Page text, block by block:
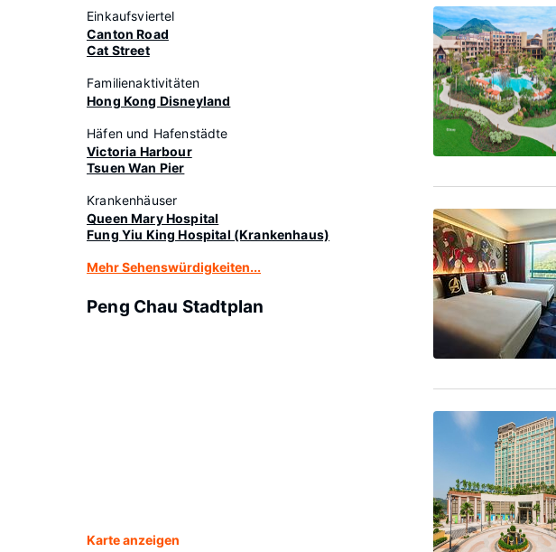
Einkaufsviertel
Canton Road
Cat Street
Familienaktivitäten
Hong Kong Disneyland
Häfen und Hafenstädte
Victoria Harbour
Tsuen Wan Pier
Krankenhäuser
Queen Mary Hospital
Fung Yiu King Hospital (Krankenhaus)
Mehr Sehenswürdigkeiten...
Peng Chau Stadtplan
Karte anzeigen